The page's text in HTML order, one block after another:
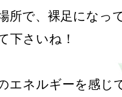
所で、裸足になっ
下さいね！
エネルギーを感じ